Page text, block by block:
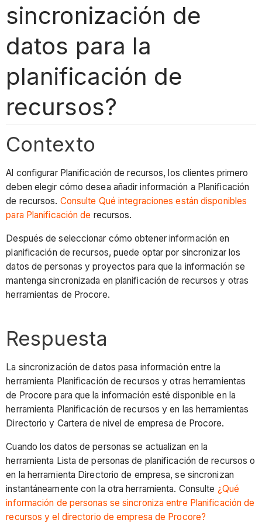
sincronización de
datos para la
planificación de
recursos?
Contexto
Al configurar Planificación de recursos, los clientes primero
deben elegir cómo desea añadir información a Planificación
de recursos. Consulte Qué integraciones están disponibles
para Planificación de recursos.
Después de seleccionar cómo obtener información en
planificación de recursos, puede optar por sincronizar los
datos de personas y proyectos para que la información se
mantenga sincronizada en planificación de recursos y otras
herramientas de Procore.
Respuesta
La sincronización de datos pasa información entre la
herramienta Planificación de recursos y otras herramientas
de Procore para que la información esté disponible en la
herramienta Planificación de recursos y en las herramientas
Directorio y Cartera de nivel de empresa de Procore.
Cuando los datos de personas se actualizan en la
herramienta Lista de personas de planificación de recursos o
en la herramienta Directorio de empresa, se sincronizan
instantáneamente con la otra herramienta. Consulte ¿Qué
información de personas se sincroniza entre Planificación de
recursos y el directorio de empresa de Procore?